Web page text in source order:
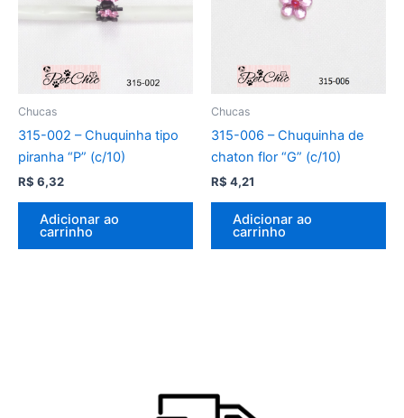
Chucas
315-002 – Chuquinha tipo
piranha “P” (c/10)
R$ 6,32
Adicionar ao
carrinho
Chucas
315-006 – Chuquinha de
chaton flor “G” (c/10)
R$ 4,21
Adicionar ao
carrinho